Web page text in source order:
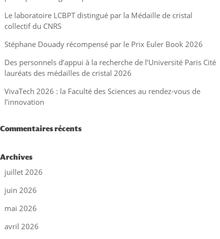
Le laboratoire LCBPT distingué par la Médaille de cristal
collectif du CNRS
Stéphane Douady récompensé par le Prix Euler Book 2026
Des personnels d’appui à la recherche de l’Université Paris Cité
lauréats des médailles de cristal 2026
VivaTech 2026 : la Faculté des Sciences au rendez-vous de
l’innovation
Commentaires récents
Archives
juillet 2026
juin 2026
mai 2026
avril 2026